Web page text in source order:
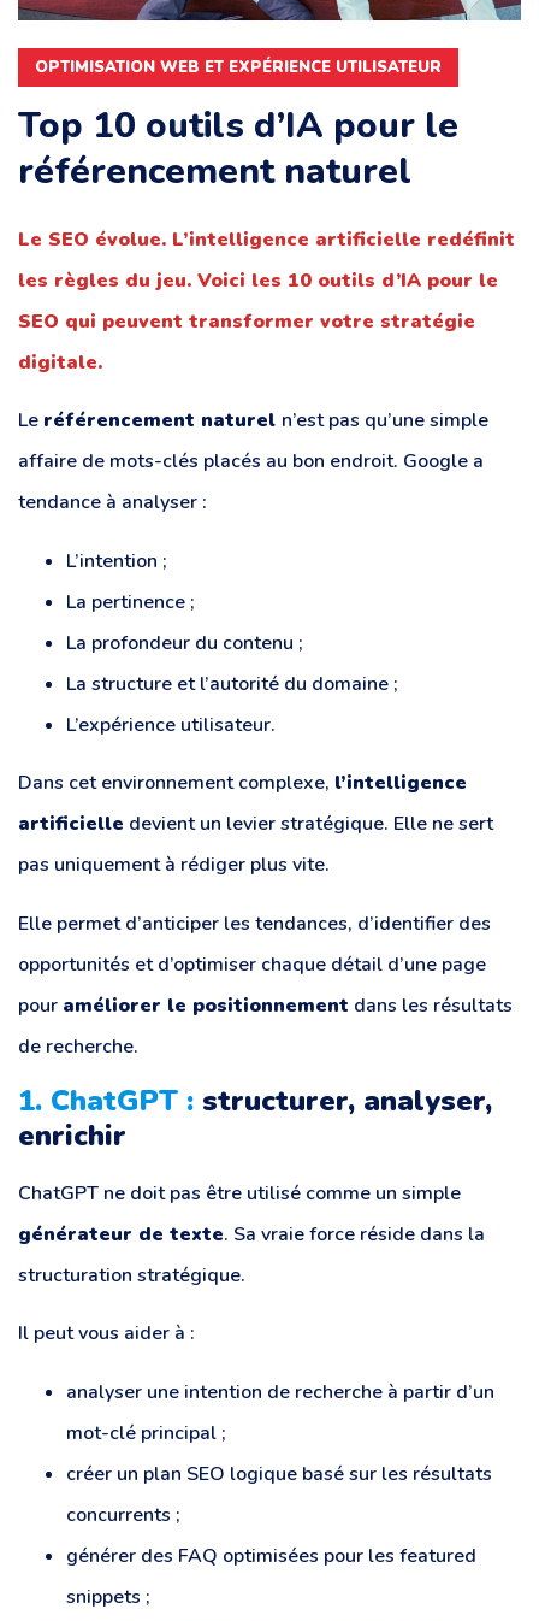
OPTIMISATION WEB ET EXPÉRIENCE UTILISATEUR
Top 10 outils d’IA pour le
référencement naturel
Le SEO évolue. L’intelligence artificielle redéfinit
les règles du jeu. Voici les 10 outils d’IA pour le
SEO qui peuvent transformer votre stratégie
digitale.
Le référencement naturel n’est pas qu’une simple
affaire de mots-clés placés au bon endroit. Google a
tendance à analyser :
L’intention ;
La pertinence ;
La profondeur du contenu ;
La structure et l’autorité du domaine ;
L’expérience utilisateur.
Dans cet environnement complexe, l’intelligence
artificielle devient un levier stratégique. Elle ne sert
pas uniquement à rédiger plus vite.
Elle permet d’anticiper les tendances, d’identifier des
opportunités et d’optimiser chaque détail d’une page
pour améliorer le positionnement dans les résultats
de recherche.
1. ChatGPT : structurer, analyser,
enrichir
ChatGPT ne doit pas être utilisé comme un simple
générateur de texte. Sa vraie force réside dans la
structuration stratégique.
Il peut vous aider à :
analyser une intention de recherche à partir d’un
mot-clé principal ;
créer un plan SEO logique basé sur les résultats
concurrents ;
générer des FAQ optimisées pour les featured
snippets ;